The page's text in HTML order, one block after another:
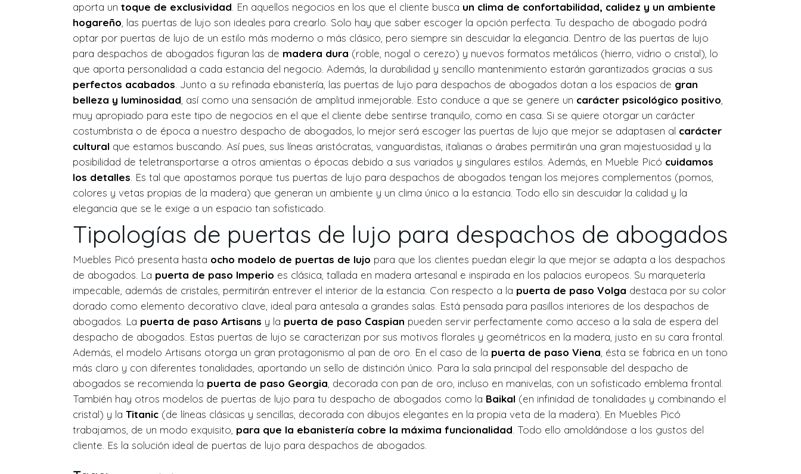
aporta un toque de exclusividad . En aquellos negocios en los que el cliente busca un clima de confortabilidad, calidez y un ambiente
hogareño , las puertas de lujo son ideales para crearlo. Solo hay que saber escoger la opción perfecta. Tu despacho de abogado podrá
optar por puertas de lujo de un estilo más moderno o más clásico, pero siempre sin descuidar la elegancia. Dentro de las puertas de lujo
para despachos de abogados figuran las de madera dura (roble, nogal o cerezo) y nuevos formatos metálicos (hierro, vidrio o cristal), lo
que aporta personalidad a cada estancia del negocio. Además, la durabilidad y sencillo mantenimiento estarán garantizados gracias a sus
perfectos acabados . Junto a su refinada ebanistería, las puertas de lujo para despachos de abogados dotan a los espacios de gran
belleza y luminosidad , así como una sensación de amplitud inmejorable. Esto conduce a que se genere un carácter psicológico positivo
muy apropiado para este tipo de negocios en el que el cliente debe sentirse tranquilo, como en casa. Si se quiere otorgar un carácter
costumbrista o de época a nuestro despacho de abogados, lo mejor será escoger las puertas de lujo que mejor se adaptasen al carácter
cultural que estamos buscando. Así pues, sus líneas aristócratas, vanguardistas, italianas o árabes permitirán una gran majestuosidad y la
posibilidad de teletransportarse a otros amientas o épocas debido a sus variados y singulares estilos. Además, en Mueble Picó cuidamos
los detalles . Es tal que apostamos porque tus puertas de lujo para despachos de abogados tengan los mejores complementos (pomos,
colores y vetas propias de la madera) que generan un ambiente y un clima único a la estancia. Todo ello sin descuidar la calidad y la
elegancia que se le exige a un espacio tan sofisticado.
Tipologías de puertas de lujo para despachos de abogados
Muebles Picó presenta hasta ocho modelo de puertas de lujo para que los clientes puedan elegir la que mejor se adapta a los despachos
de abogados. La puerta de paso Imperio es clásica, tallada en madera artesanal e inspirada en los palacios europeos. Su marquetería
impecable, además de cristales, permitirán entrever el interior de la estancia. Con respecto a la puerta de paso Volga destaca por su color
dorado como elemento decorativo clave, ideal para antesala a grandes salas. Está pensada para pasillos interiores de los despachos de
abogados. La puerta de paso Artisans y la puerta de paso Caspian pueden servir perfectamente como acceso a la sala de espera del
despacho de abogados. Estas puertas de lujo se caracterizan por sus motivos florales y geométricos en la madera, justo en su cara frontal.
Además, el modelo Artisans otorga un gran protagonismo al pan de oro. En el caso de la puerta de paso Viena , ésta se fabrica en un tono
más claro y con diferentes tonalidades, aportando un sello de distinción único. Para la sala principal del responsable del despacho de
abogados se recomienda la puerta de paso Georgia , decorada con pan de oro, incluso en manivelas, con un sofisticado emblema frontal.
También hay otros modelos de puertas de lujo para tu despacho de abogados como la Baikal (en infinidad de tonalidades y combinando el
cristal) y la Titanic (de líneas clásicas y sencillas, decorada con dibujos elegantes en la propia veta de la madera). En Muebles Picó
trabajamos, de un modo exquisito, para que la ebanistería cobre la máxima funcionalidad . Todo ello amoldándose a los gustos del
cliente. Es la solución ideal de puertas de lujo para despachos de abogados.